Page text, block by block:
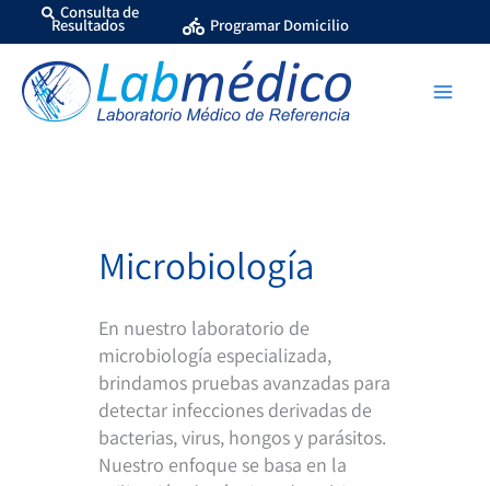
al
contenido
Consulta de
Resultados Programar Domicilio
Microbiología
En nuestro laboratorio de
microbiología especializada,
brindamos pruebas avanzadas para
detectar infecciones derivadas de
bacterias, virus, hongos y parásitos.
Nuestro enfoque se basa en la